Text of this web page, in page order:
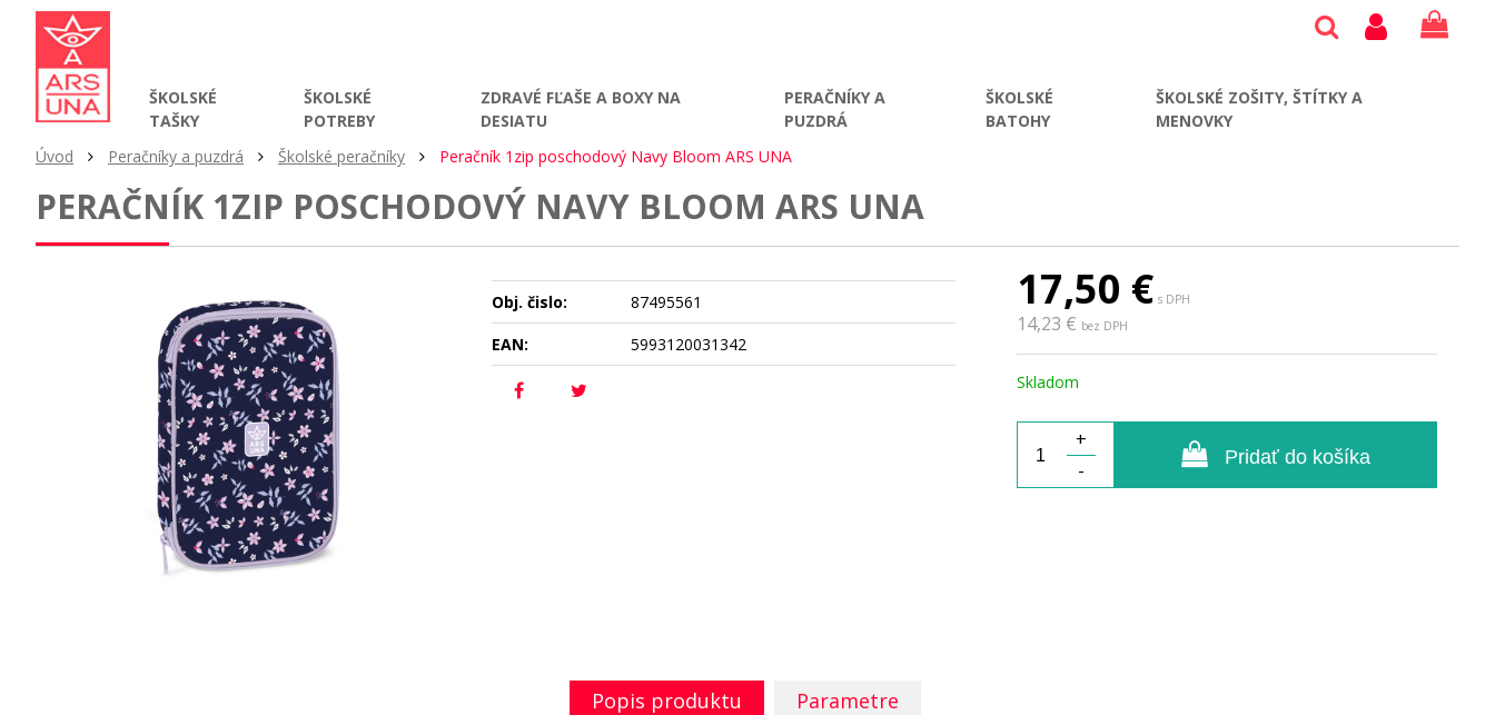
ŠKOLSKÉ
TAŠKY
ŠKOLSKÉ
POTREBY
ZDRAVÉ FĽAŠE A BOXY NA
DESIATU
PERAČNÍKY A
PUZDRÁ
ŠKOLSKÉ
BATOHY
ŠKOLSKÉ ZOŠITY, ŠTÍTKY A
MENOVKY
Úvod
Peračníky a puzdrá Školské peračníky Peračník 1zip poschodový Navy Bloom ARS UNA
PERAČNÍK 1ZIP POSCHODOVÝ NAVY BLOOM ARS UNA
17,50 € s DPH
14,23 € bez DPH
Skladom
+
-
Pridať do košíka
Obj. čislo:
87495561
EAN:
5993120031342
Popis produktu Parametre